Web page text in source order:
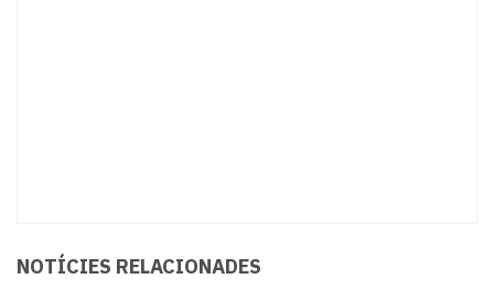
NOTÍCIES RELACIONADES